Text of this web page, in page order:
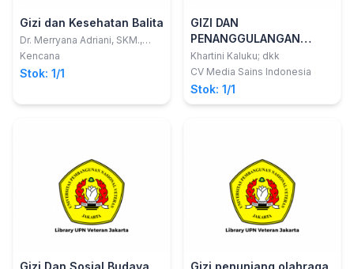
Gizi dan Kesehatan Balita
Dr. Merryana Adriani, SKM.,
M.Kes.; Prof. dr. Bambang
Sp.Sp.GK.
Kencana
Stok: 1/1
GIZI DAN
PENANGGULANGAN
BENCANA
Khartini Kaluku; dkk
CV Media Sains Indonesia
Stok: 1/1
Gizi Dan Sosial Budaya Gizi penunjang olahraga